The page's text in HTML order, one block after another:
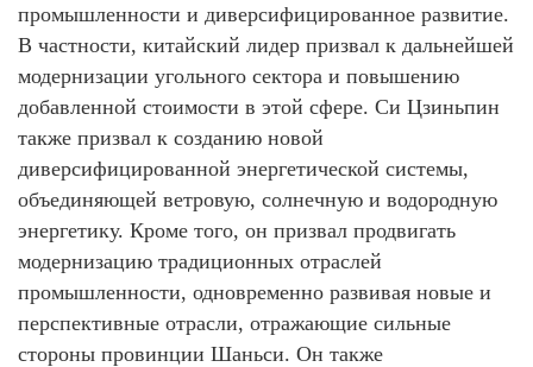
промышленности и диверсифицированное развитие.
В частности, китайский лидер призвал к дальнейшей
модернизации угольного сектора и повышению
добавленной стоимости в этой сфере. Си Цзиньпин
также призвал к созданию новой
диверсифицированной энергетической системы,
объединяющей ветровую, солнечную и водородную
энергетику. Кроме того, он призвал продвигать
модернизацию традиционных отраслей
промышленности, одновременно развивая новые и
перспективные отрасли, отражающие сильные
стороны провинции Шаньси. Он также